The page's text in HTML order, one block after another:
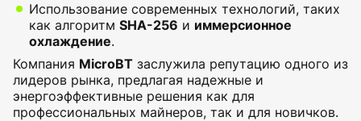
Использование современных технологий, таких
как алгоритм SHA-256 и иммерсионное
охлаждение.
Компания MicroBT заслужила репутацию одного из
лидеров рынка, предлагая надежные и
энергоэффективные решения как для
профессиональных майнеров, так и для новичков.